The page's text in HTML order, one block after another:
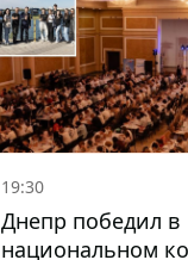
19:30
Днепр победил в
национальном